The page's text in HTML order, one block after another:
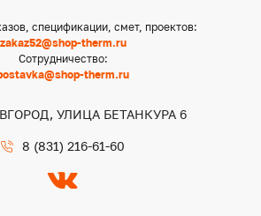
спецификации, смет, проектов:
zakaz52@shop-therm.ru
Сотрудничество:
therm.ru
УЛИЦА БЕТАНКУРА 6
8 (831) 216-61-60